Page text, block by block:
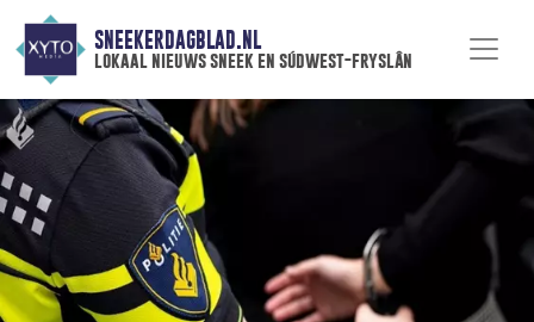
SNEEKERDAGBLAD.NL
lokaal nieuws sneek en súdwest-fryslân